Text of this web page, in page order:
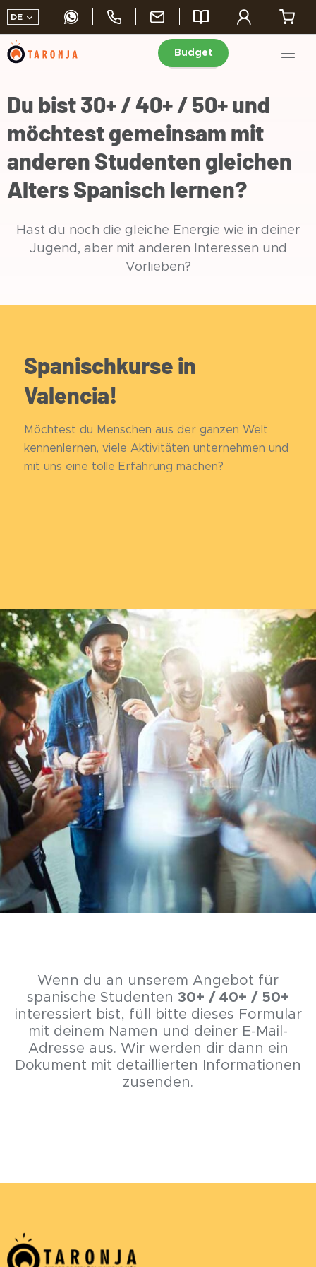
content
DE
Budget
Du bist 30+ / 40+ / 50+ und
möchtest gemeinsam mit
anderen Studenten gleichen
Alters Spanisch lernen?
Hast du noch die gleiche Energie wie in deiner
Jugend, aber mit anderen Interessen und
Vorlieben?
Spanischkurse in
Valencia!
Möchtest du Menschen aus der ganzen Welt
kennenlernen, viele Aktivitäten unternehmen und
mit uns eine tolle Erfahrung machen?
Wenn du an unserem Angebot für
spanische Studenten 30+ / 40+ / 50+
interessiert bist, füll bitte dieses Formular
mit deinem Namen und deiner E-Mail-
Adresse aus. Wir werden dir dann ein
Dokument mit detaillierten Informationen
zusenden.